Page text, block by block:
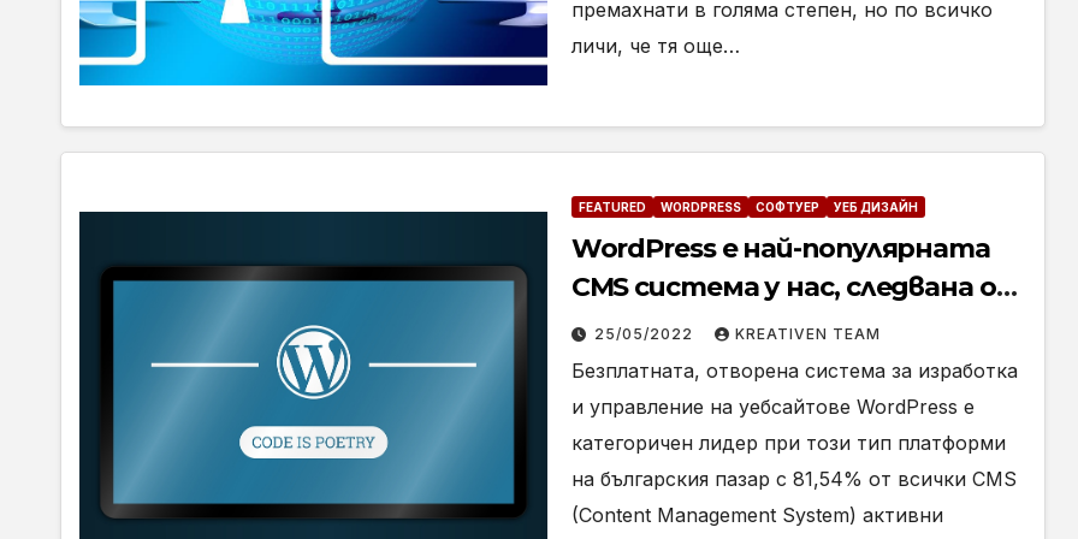
премахнати в голяма степен, но по всичко
личи, че тя още…
FEATURED WORDPRESS СОФТУЕР УЕБ ДИЗАЙН
WordPress е най-популярната
CMS система у нас, следвана от
Joomla и OpenCart. Вижте кои са
останалите
25/05/2022 KREATIVEN TEAM
Безплатната, отворена система за изработка
и управление на уебсайтове WordPress е
категоричен лидер при този тип платформи
на българския пазар с 81,54% от всички CMS
(Content Management System) активни